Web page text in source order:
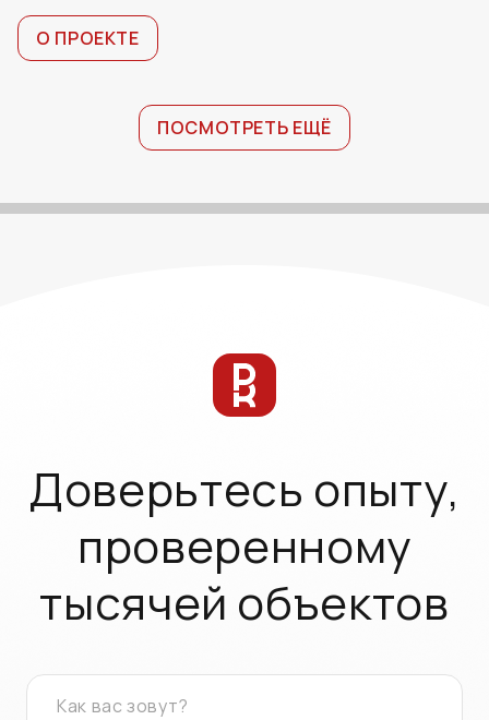
О ПРОЕКТЕ
ПОСМОТРЕТЬ ЕЩЁ
Доверьтесь опыту,
проверенному
тысячей объектов